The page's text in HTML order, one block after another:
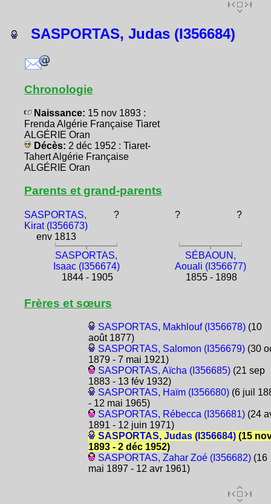
SASPORTAS, Judas (I356684)
Chronologie
Naissance: 15 nov 1893 :
Frenda Algérie Française Tiaret
ALGÉRIE Oran
Décès: 2 déc 1952 : Tiaret-
Tahert Algérie Française
ALGÉRIE Oran
Parents et grand-parents
SASPORTAS,
Kirat (I356673)
env 1813
? ? ?
SASPORTAS,
Isaac (I356674)
1844 - 1905
SÉBAOUN,
Aouali (I356677)
1855 - 1898
Frères et sœurs
SASPORTAS, Makhlouf (I356678)(10
août 1877)
SASPORTAS, Salomon (I356679)(30
1879 - 7 mai 1921)
SASPORTAS, Aïcha (I356685)(21 sep
1883 - 13 fév 1932)
SASPORTAS, Haïm (I356680)(6 juil
- 12 mai 1965)
SASPORTAS, Rébecca (I356681)(24
1891 - 12 juin 1971)
SASPORTAS, Judas (I356684)(15
1893 - 2 déc 1952)
SASPORTAS, Zahar Zoé (I356682)(16
mai 1897 - 12 avr 1961)